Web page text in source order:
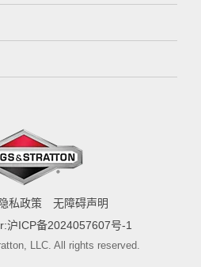
私政策
无障碍声明
沪ICP备2024057607号-1
LLC. All rights reserved.